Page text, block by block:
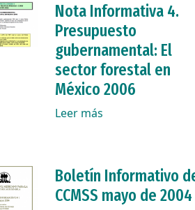
Nota Informativa 4.
Presupuesto
gubernamental: El
sector forestal en
México 2006
Leer más
Boletín Informativo
CCMSS mayo de 2004